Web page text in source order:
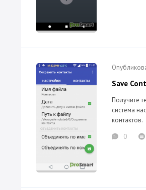
Save
Получите
система
контактов.
0